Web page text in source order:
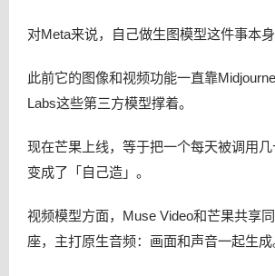
对Meta来说，自己做生图模型这件事本身
此前它的图像和视频功能一直靠
Labs这些第三方模型撑着。
现在芒果上线，等于把一个每天被调用几
变成了「自己造」。
视频模型方面，Muse Video和芒果共享
座，主打原生音频：画面和声音一起生成